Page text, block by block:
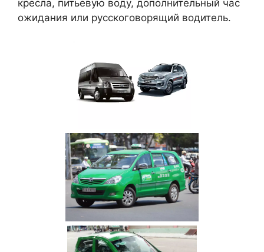
кресла, питьевую воду, дополнительный час
ожидания или русскоговорящий водитель.